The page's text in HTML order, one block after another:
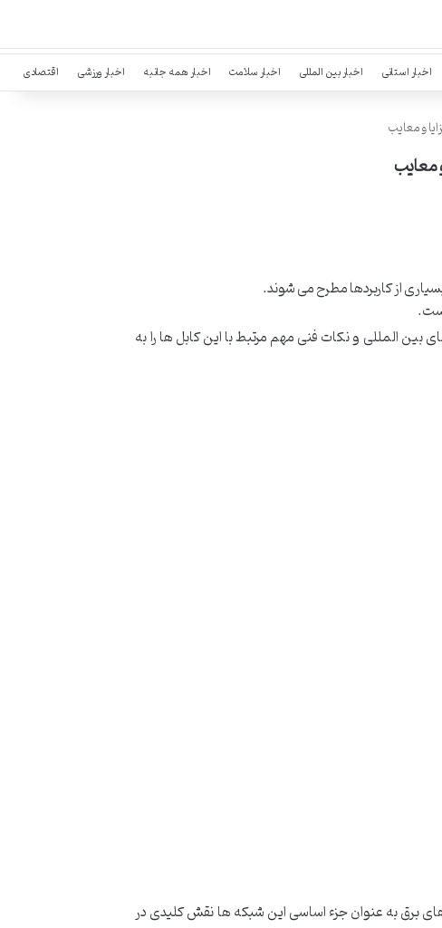
اخبار استانی اخبار بین المللی اخبار سلامت اخبار همه جانبه اخبار ورزشی اقتصادی
و معایب
معایب
از کاربردها مطرح می شوند.
بین المللی و نکات فنی مهم مرتبط با این کابل ها را به
برق به عنوان جزء اساسی این شبکه ها نقش کلیدی در